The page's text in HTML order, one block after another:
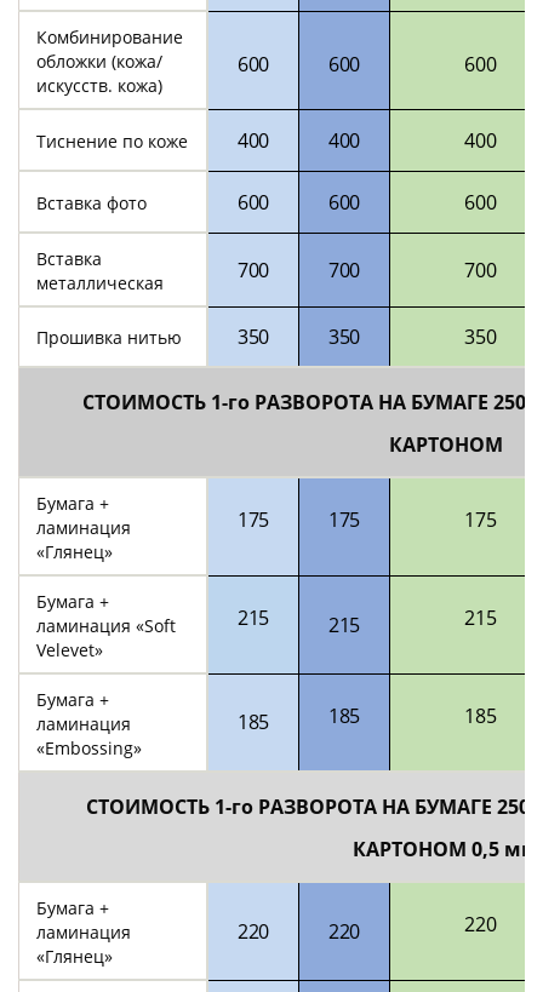
Комбинирование
обложки (кожа/
искусств. кожа)
600 600 600
Тиснение по коже 400 400 400
Вставка фото 600 600 600
Вставка
металлическая
700 700 700
Прошивка нитью 350 350 350
СТОИМОСТЬ 1-го РАЗВОРОТА НА БУМАГЕ 250/
КАРТОНОМ
Бумага +
ламинация
«Глянец»
175 175 175
Бумага +
ламинация «Soft
Velevet»
215 215 215
Бумага +
ламинация
«Embossing»
185 185 185
СТОИМОСТЬ 1-го РАЗВОРОТА НА БУМАГЕ 250/
КАРТОНОМ 0,5 мм
Бумага +
ламинация
«Глянец»
220 220 220